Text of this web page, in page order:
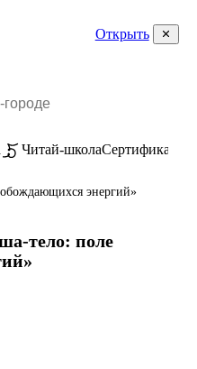
Открыть
Читай-школаСертификаты
энергий»
тело: поле